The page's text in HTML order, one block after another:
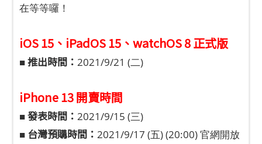
在等等囉！
iOS 15、iPadOS 15、watchOS 8 正式版
■推出時間： 2021/9/21 (二)
iPhone 13 開賣時間
■發表時間： 2021/9/15 (三)
■ 台灣預購時間： 2021/9/17 (五) (20:00) 官網開放